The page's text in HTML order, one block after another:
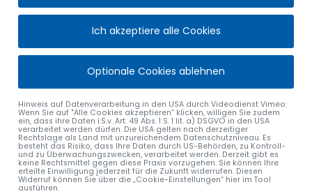
Die Rampe Süd der Autobahnanschlussstelle Durach ist voll
gesperrt. Es kann von der A 980 von Waltenhofen kommend
nicht abgefahren werden und in Richtung Dreieck Allgäu
nicht auf die A 980 aufgefahren werden.
Die Rampe Nord der Anschlussstelle Durach ist grundsätzlich
für den Verkehr frei, die OA 6 ist in diesem Bereich jedoch
nur in bzw. aus Richtung Kempten befahrbar.
Der geplante Ablauf in der Übersicht:
1. Abschnitt: Nur Kreisverkehr:Asphaltarbeiten sind
abgeschlossen
Ich akzeptiere alle Cookies
Optionale Cookies ablehnen
Hinweis auf Datenverarbeitung in den USA durch Videodienst Vimeo:
Wenn Sie auf "Alle Cookies akzeptieren“ klicken, willigen Sie zudem
ein, dass ihre Daten i.S.v. Art. 49 Abs. 1 S. 1 lit. a) DSGVO in den USA
verarbeitet werden dürfen. Die USA gelten nach derzeitiger
Rechtslage als Land mit unzureichendem Datenschutzniveau. Es
besteht das Risiko, dass Ihre Daten durch US-Behörden, zu Kontroll-
und zu Überwachungszwecken, verarbeitet werden. Derzeit gibt es
keine Rechtsmittel gegen diese Praxis vorzugehen. Sie können Ihre
erteilte Einwilligung jederzeit für die Zukunft widerrufen. Diesen
Widerruf können Sie über die „Cookie-Einstellungen“ hier im Tool
ausführen.